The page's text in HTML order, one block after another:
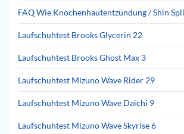
FAQ Wie Knochenhautentzündung / Shin
Laufschuhtest Brooks Glycerin 22
Laufschuhtest Brooks Ghost Max 3
Laufschuhtest Mizuno Wave Rider 29
Laufschuhtest Mizuno Wave Daichi 9
Laufschuhtest Mizuno Wave Skyrise 6